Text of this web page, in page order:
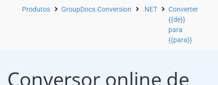
Produtos GroupDocs.Conversion .NET
Converter
{{de}}
para
{{para}}
Conversor online de